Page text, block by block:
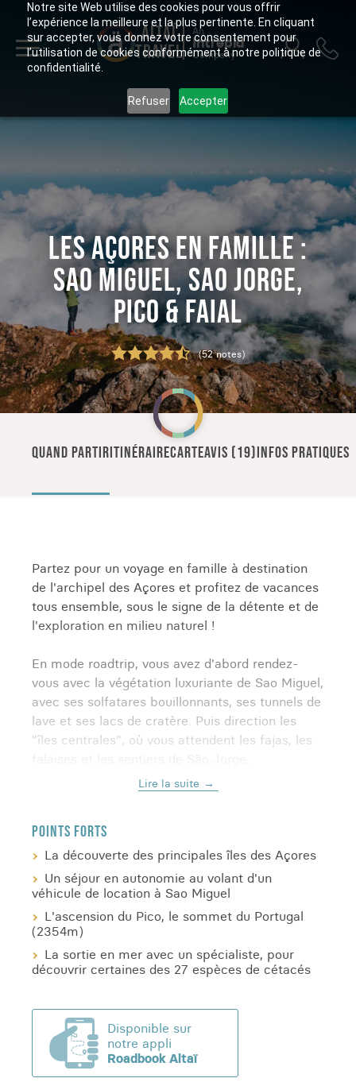
Notre site Web utilise des cookies pour vous offrir
l’expérience la meilleure et la plus pertinente. En cliquant
sur accepter, vous donnez votre consentement pour
l’utilisation de cookies conformément à notre politique de
confidentialité.
Refuser Accepter
ALTAÏ
TRAVEL
An
Intrepid
Company
LES AÇORES EN FAMILLE :
SAO MIGUEL, SAO JORGE,
PICO & FAIAL
(52 notes)
QUAND PARTIRITINÉRAIRECARTEAVIS (19)INFOS PRATIQUES
Partez pour un voyage en famille à destination
de l'archipel des Açores et profitez de vacances
tous ensemble, sous le signe de la détente et de
l'exploration en milieu naturel !
En mode roadtrip, vous avez d'abord rendez-
vous avec la végétation luxuriante de Sao Miguel,
avec ses solfatares bouillonnants, ses tunnels de
lave et ses lacs de cratère. Puis direction les
"îles centrales", où vous attendent les fajas, les
manquez pas l'excursion d'observation des
baleines, parfaite pour fasciner vos enfants,
amoureux de faune aquatique. Enfin, vous
terminerez votre voyage dans l'archipel des
Açores sur Faial, où les paysages lunaires de
Capelinhos contrastent avec la verdure qui vous
a accompagné jusqu'ici.
remplies de charme et activités sur les plages
qui bordent l'archipel. Partez pour une aventure
adaptée à toute votre petite tribu, parfaite pour
découvrir le meilleur des Açores
Lire la suite
POINTS FORTS
La découverte des principales îles des Açores
Un séjour en autonomie au volant d'un
véhicule de location à Sao Miguel
L'ascension du Pico, le sommet du Portugal
(2354m)
La sortie en mer avec un spécialiste, pour
découvrir certaines des 27 espèces de cétacés
Disponible sur
notre appli
Roadbook Altaï